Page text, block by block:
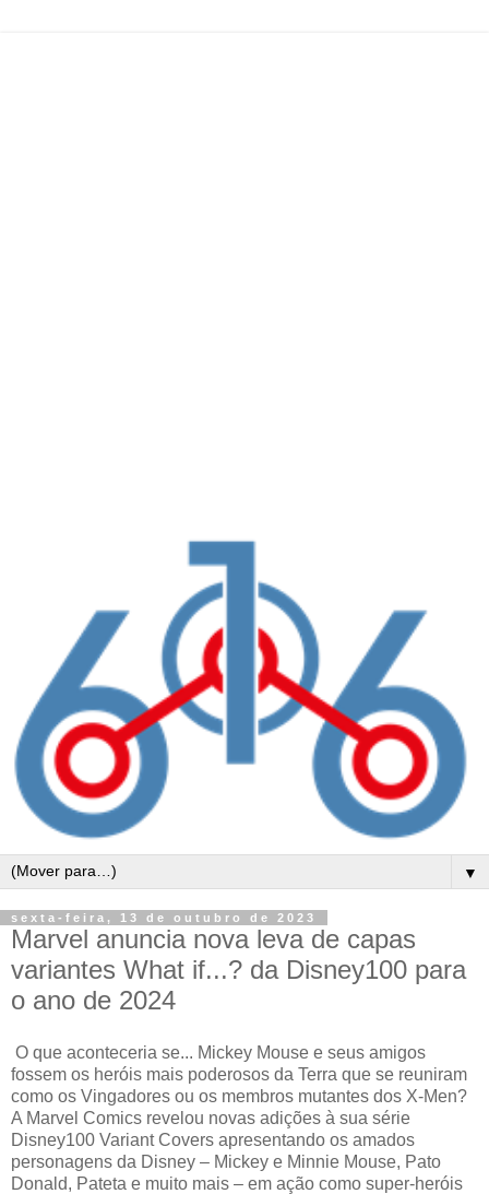
▼
sexta-feira, 13 de outubro de 2023
Marvel anuncia nova leva de capas
variantes What if...? da Disney100 para
o ano de 2024
O que aconteceria se... Mickey Mouse e seus amigos
fossem os heróis mais poderosos da Terra que se reuniram
como os Vingadores ou os membros mutantes dos X-Men?
A Marvel Comics revelou novas adições à sua série
Disney100 Variant Covers apresentando os amados
personagens da Disney – Mickey e Minnie Mouse, Pato
Donald, Pateta e muito mais – em ação como super-heróis